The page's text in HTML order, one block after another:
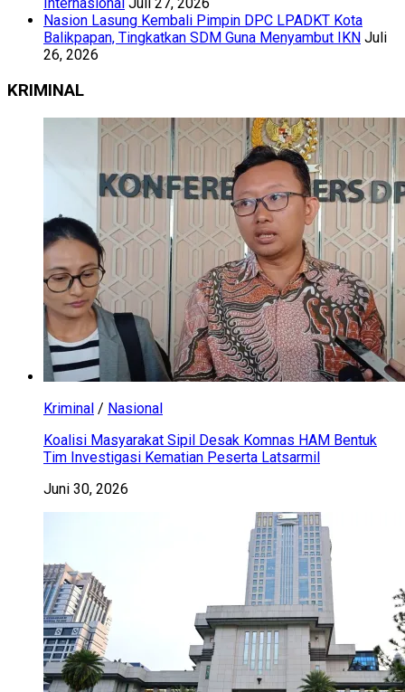
Nasion Lasung Kembali Pimpin DPC LPADKT Kota
Balikpapan, Tingkatkan SDM Guna Menyambut IKN Juli
26, 2026
KRIMINAL
Kriminal / Nasional
Koalisi Masyarakat Sipil Desak Komnas HAM Bentuk
Tim Investigasi Kematian Peserta Latsarmil
Juni 30, 2026